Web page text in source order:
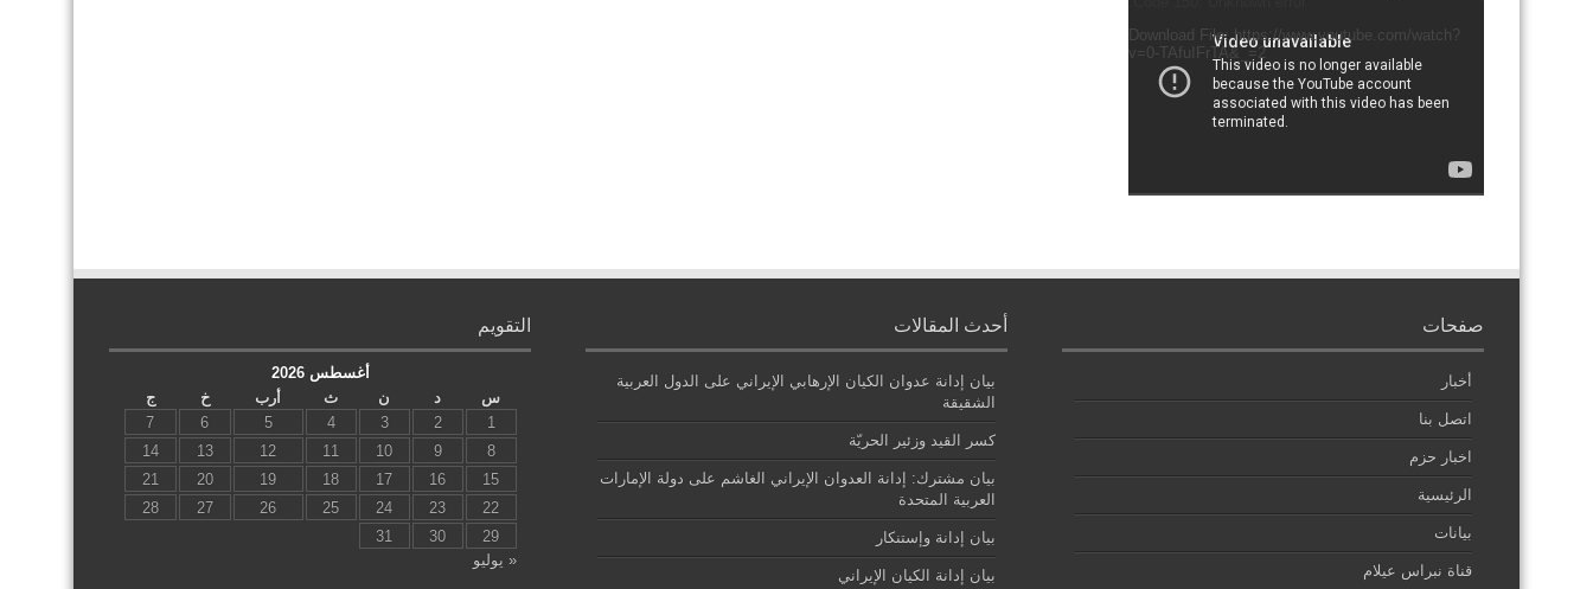
Download File: https://www.youtube.com/watch?
v=0-TAfuIFrTA&_=2
صفحات
أخبار
اتصل بنا
اخبار حزم
الرئيسية
بيانات
قناة نبراس عيلام
أحدث المقالات
بيان إدانة عدوان الكيان الإرهابي الإيراني على الدول العربية
الشقيقة
كسر القيد وزئير الحريّة
بيان مشترك: إدانة العدوان الإيراني الغاشم على دولة الإمارات
العربية المتحدة
بيان إدانة وإستنكار
بيان إدانة الكيان الإيراني
التقويم
أغسطس 2026
س
د ن ث أرب خ ج
« يوليو
1
2
3
4
5
6
7
8
9
10
11
12
13
14
15
16
17
18
19
20
21
22
23
24
25
26
27
28
29
30
31